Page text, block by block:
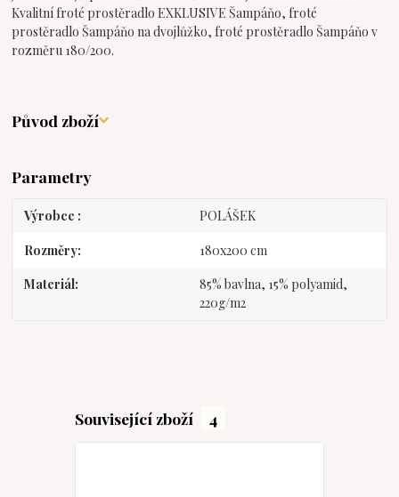
Kvalitní froté prostěradlo EXKLUSIVE Šampáňo, froté
prostěradlo Šampáňo na dvojlůžko, froté prostěradlo Šampáňo v
rozměru 180/200.
Původ zboží
Parametry
Výrobce POLÁŠEK
Rozměry 180x200 cm
Materiál
85% bavlna, 15% polyamid,
220g/m2
Související zboží 4